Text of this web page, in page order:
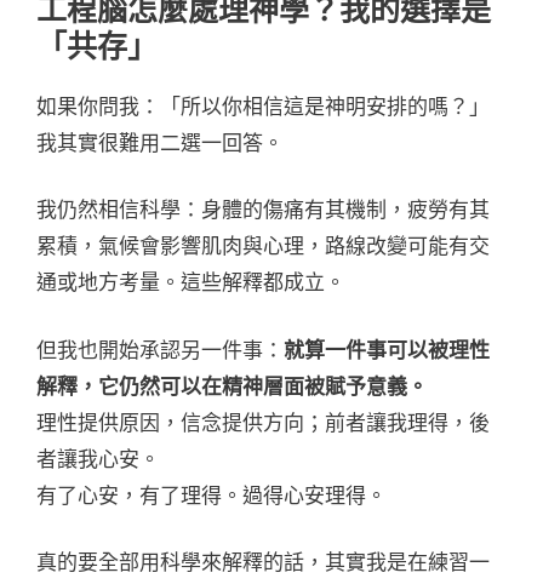
工程腦怎麼處理神學？我的選擇是
「共存」
如果你問我：「所以你相信這是神明安排的嗎？」
我其實很難用二選一回答。
我仍然相信科學：身體的傷痛有其機制，疲勞有其
累積，氣候會影響肌肉與心理，路線改變可能有交
通或地方考量。這些解釋都成立。
但我也開始承認另一件事： 就算一件事可以被理性
解釋，它仍然可以在精神層面被賦予意義。
理性提供原因，信念提供方向；前者讓我理得，後
者讓我心安。
有了心安，有了理得。過得心安理得。
真的要全部用科學來解釋的話，其實我是在練習一